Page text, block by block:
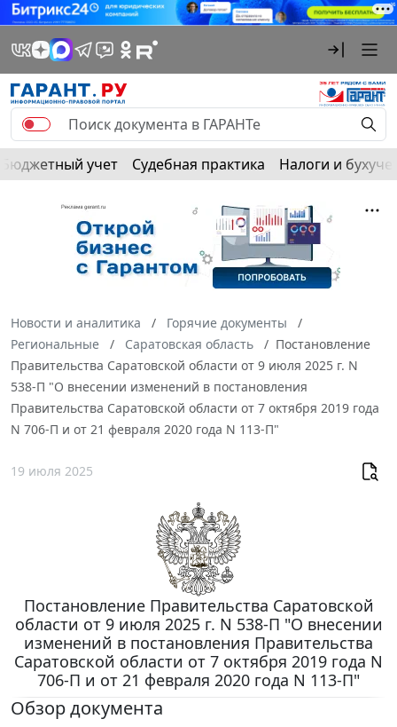
Бюджетный учет Судебная практика Налоги и
Новости и аналитика
Горячие документы
Региональные
Саратовская область
Постановление
Правительства Саратовской области от 9 июля 2025 г. N
538-П "О внесении изменений в постановления
Правительства Саратовской области от 7 октября 2019 года
N 706-П и от 21 февраля 2020 года N 113-П"
19 июля 2025
Постановление Правительства Саратовской
области от 9 июля 2025 г. N 538-П "О внесении
изменений в постановления Правительства
Саратовской области от 7 октября 2019 года N
706-П и от 21 февраля 2020 года N 113-П"
Обзор документа